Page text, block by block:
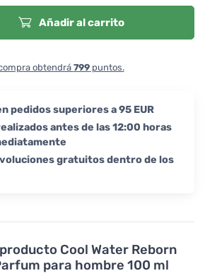
Cool Water Reborn
para hombre 100 ml
Añadir al carrito
obtendrá 799puntos.
pedidos superiores a 95 EUR
antes de las 12:00 horas
gratuitos dentro de los